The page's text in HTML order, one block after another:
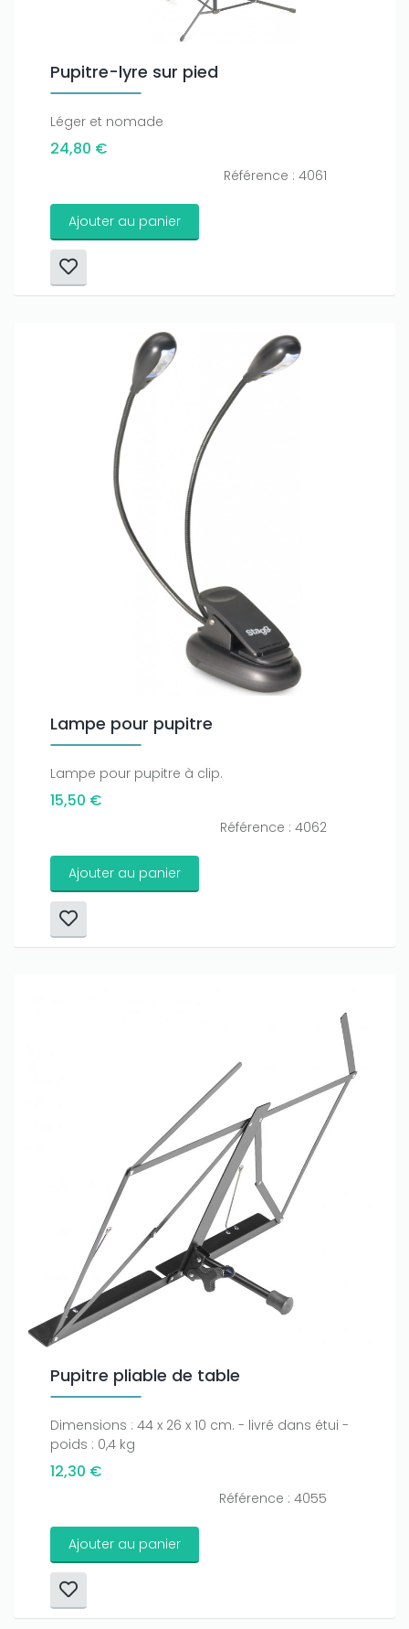
Pupitre-lyre sur pied
Léger et nomade
24,80 €
Référence : 4061
Ajouter au panier
Lampe pour pupitre
Lampe pour pupitre à clip.
15,50 €
Référence : 4062
Ajouter au panier
Pupitre pliable de table
Dimensions : 44 x 26 x 10 cm. - livré dans étui -
poids : 0,4 kg
12,30 €
Référence : 4055
Ajouter au panier
if you really want to win a huge